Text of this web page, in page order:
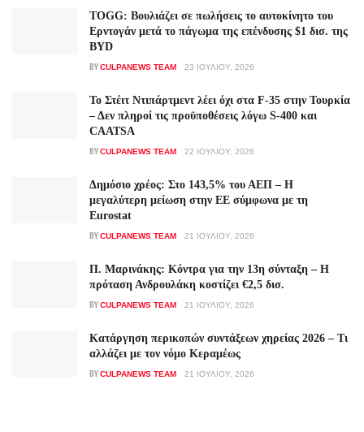
TOGG: Βουλιάζει σε πωλήσεις το αυτοκίνητο του
Ερντογάν μετά το πάγωμα της επένδυσης $1 δισ. της
BYD
BYCULPANEWS TEAM 23 ΙΟΥΛΊΟΥ, 2026
Το Στέιτ Ντιπάρτμεντ λέει όχι στα F-35 στην Τουρκία
– Δεν πληροί τις προϋποθέσεις λόγω S-400 και
CAATSA
BYCULPANEWS TEAM 22 ΙΟΥΛΊΟΥ, 2026
Δημόσιο χρέος: Στο 143,5% του ΑΕΠ – Η
μεγαλύτερη μείωση στην ΕΕ σύμφωνα με τη
Eurostat
BYCULPANEWS TEAM 21 ΙΟΥΛΊΟΥ, 2026
Π. Μαρινάκης: Κόντρα για την 13η σύνταξη – Η
πρόταση Ανδρουλάκη κοστίζει €2,5 δισ.
BYCULPANEWS TEAM 21 ΙΟΥΛΊΟΥ, 2026
Κατάργηση περικοπών συντάξεων χηρείας 2026 – Τι
αλλάζει με τον νόμο Κεραμέως
BYCULPANEWS TEAM 21 ΙΟΥΛΊΟΥ, 2026